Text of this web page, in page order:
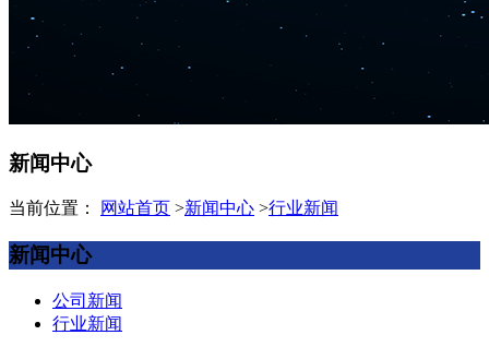
新闻中心
当前位置： 网站首页 >新闻中心 >行业新闻
新闻中心
公司新闻
行业新闻